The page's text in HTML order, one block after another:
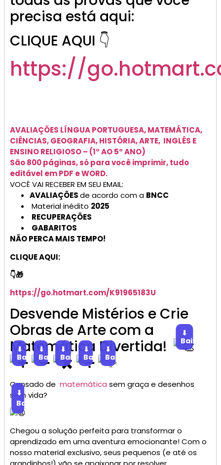
precisa está aqui:
CLIQUE AQUI 👇
https://
AVALIAÇÕES LÍNGUA PORTUGUESA, MATEMÁTICA,
CIÊNCIAS, GEOGRAFIA, HISTÓRIA, ARTE, INGLÊS E
ENSINO RELIGIOSO – (1° AO 5° ANO)
São 800 páginas, só para você imprimir, tudo
editável em PDF e WORD.
VOCÊ VAI RECEBER EM SEU EMAIL:
AVALIAÇÕESde acordo com a BNCC
Material inédito 2025
RECUPERAÇÕES
GABARITOS
NÃO PERCA MAIS TEMPO!
CLIQUE AQUI:
👇🎁
https://go.hotmart.com/K91965183U
Desvende Mistérios e Crie
Obras de Arte com a
Matemática Divertida!
⬇
Baixar
⬇
Baixar
⬇
Baixar
⬇
Baixar
⬇
Baixar
⬇
Baixar
Cansado de matemática sem graça e desenhos
sem vida?
⬇
Baixar
Chegou a solução perfeita para transformar o
aprendizado em uma aventura emocionante! Com o
nosso material exclusivo, seus pequenos (e até os